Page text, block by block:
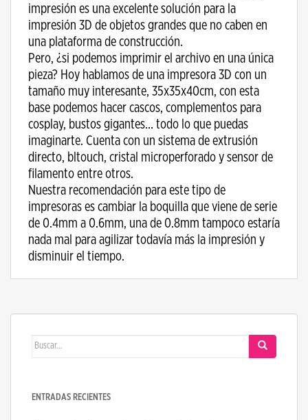
impresión es una excelente solución para la
impresión 3D de objetos grandes que no caben en
una plataforma de construcción.
Pero, ¿si podemos imprimir el archivo en una única
pieza? Hoy hablamos de una impresora 3D con un
tamaño muy interesante, 35x35x40cm, con esta
base podemos hacer cascos, complementos para
cosplay, bustos gigantes… todo lo que puedas
imaginarte. Cuenta con un sistema de extrusión
directo, bltouch, cristal microperforado y sensor de
filamento entre otros.
Nuestra recomendación para este tipo de
impresoras es cambiar la boquilla que viene de serie
de 0.4mm a 0.6mm, una de 0.8mm tampoco estaría
nada mal para agilizar todavía más la impresión y
disminuir el tiempo.
Buscar:
ENTRADAS RECIENTES